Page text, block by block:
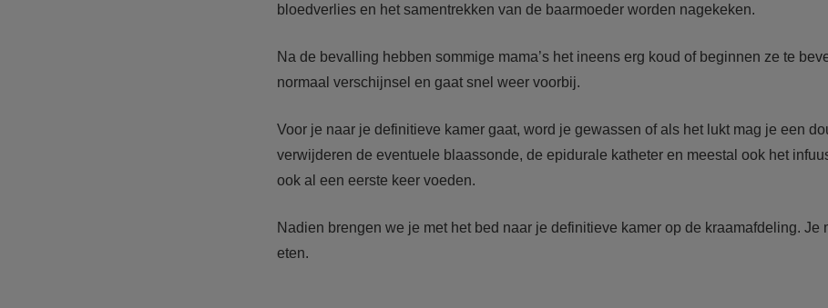
bloedverlies en het samentrekken van de baarmoeder worden nagekeken.
Na de bevalling hebben sommige mama’s het ineens erg koud of beginnen ze te
normaal verschijnsel en gaat snel weer voorbij.
Voor je naar je definitieve kamer gaat, word je gewassen of als het lukt mag je een
verwijderen de eventuele blaassonde, de epidurale katheter en meestal ook het
ook al een eerste keer voeden.
Nadien brengen we je met het bed naar je definitieve kamer op de kraamafdeling. Je
eten.